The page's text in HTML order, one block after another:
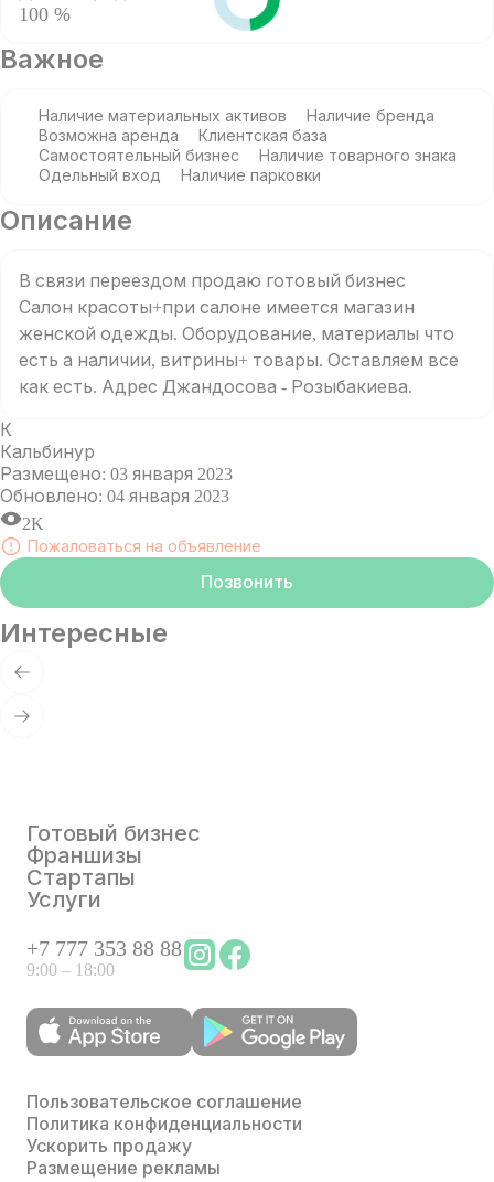
100 %
Важное
Наличие материальных активов
Наличие бренда
Возможна аренда
Клиентская база
Самостоятельный бизнес
Наличие товарного знака
Одельный вход
Наличие парковки
Описание
В связи переездом продаю готовый бизнес
Салон красоты+при салоне имеется магазин
женской одежды. Оборудование, материалы что
есть а наличии, витрины+ товары. Оставляем все
как есть. Адрес Джандосова - Розыбакиева.
К
Кальбинур
Размещено: 03 января 2023
Обновлено: 04 января 2023
2K
Пожаловаться на объявление
Позвонить
Интересные
Готовый бизнес
Франшизы
Стартапы
Услуги
+7 777 353 88 88
9:00 – 18:00
Пользовательское соглашение
Политика конфиденциальности
Ускорить продажу
Размещение рекламы